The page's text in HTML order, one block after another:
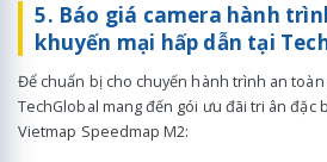
5. Báo giá camera hành
khuyến mại hấp dẫn tại
Để chuẩn bị cho chuyến hành trình an
TechGlobal mang đến gói ưu đãi tri ân đặc
Vietmap Speedmap M2: